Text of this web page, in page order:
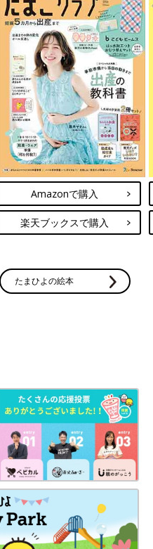
Amazonで購入
楽天ブックスで購入
たまひよの絵本